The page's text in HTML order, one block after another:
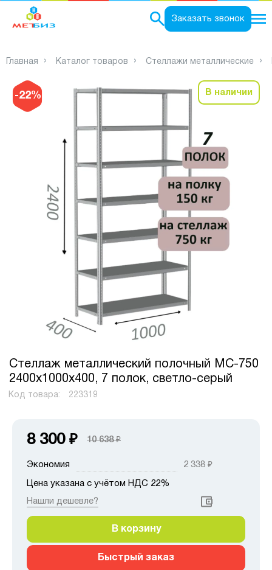
Заказать звонок
Главная Каталог товаров Стеллажи металлические
-22% В наличии
Стеллаж металлический полочный МС-750
2400х1000х400, 7 полок, светло-серый
Код товара: 223319
8 300 ₽ 10 638₽
Экономия 2 338 ₽
Цена указана с учётом НДС 22%
Нашли дешевле?
В корзину
Быстрый заказ